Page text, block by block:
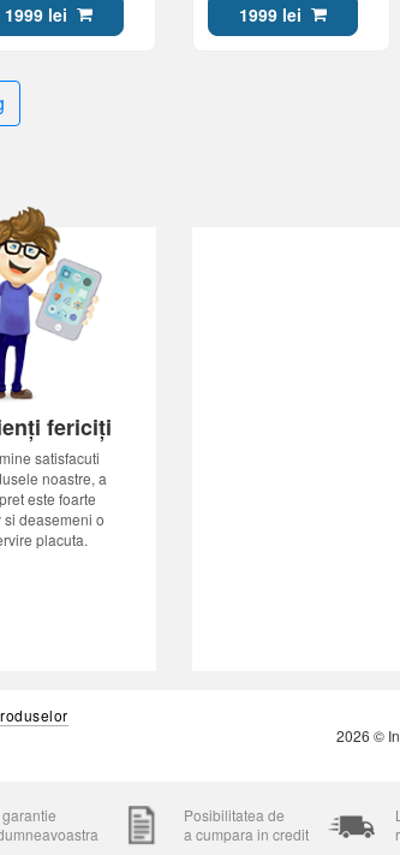
1999 lei 1999 lei
fericiți
satisfacuti
noastre, a
este foarte
si deasemeni o
placuta.
2026 ©
Posibilitatea de
a cumpara in credit